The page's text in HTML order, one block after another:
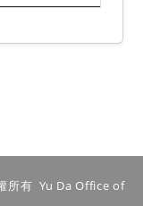
所有 Yu Da Office of